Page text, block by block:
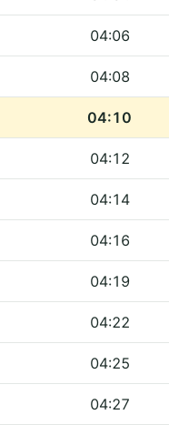
04:06
04:08
04:10
04:12
04:14
04:16
04:19
04:22
04:25
04:27